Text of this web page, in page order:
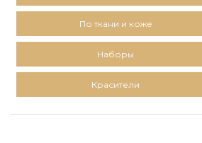
По ткани и коже
Наборы
Красители